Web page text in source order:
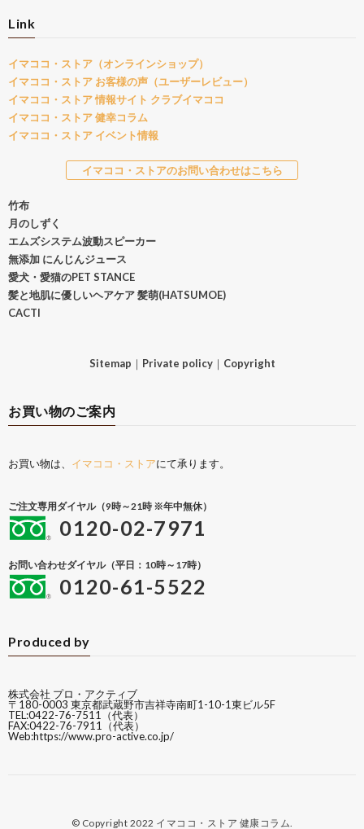
Link
イマココ・ストア（オンラインショップ）
イマココ・ストア お客様の声（ユーザーレビュー）
イマココ・ストア 情報サイト クラブイマココ
イマココ・ストア 健幸コラム
イマココ・ストア イベント情報
イマココ・ストアのお問い合わせはこちら
竹布
月のしずく
エムズシステム波動スピーカー
無添加 にんじんジュース
愛犬・愛猫のPET STANCE
髪と地肌に優しいヘアケア 髪萌(HATSUMOE)
CACTI
Sitemap ｜ Private policy｜ Copyright
お買い物のご案内
お買い物は、 イマココ・ストアにて承ります。
ご注文専用ダイヤル（9時～21時 ※年中無休）
0120-02-7971
お問い合わせダイヤル（平日：10時～17時）
0120-61-5522
Produced by
株式会社 プロ・アクティブ
〒180-0003 東京都武蔵野市吉祥寺南町1-10-1東ビル5F
TEL:0422-76-7511（代表）
FAX:0422-76-7911（代表）
Web:https://www.pro-active.co.jp/
© Copyright 2022 イマココ・ストア 健康コラム